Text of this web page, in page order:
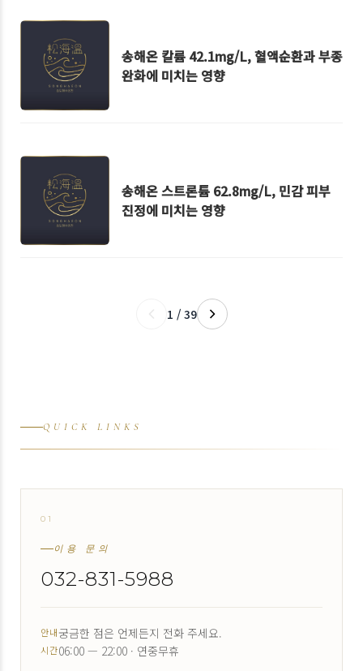
송해온 칼륨 42.1mg/L, 혈액순환과 부종
완화에 미치는 영향
송해온 스트론튬 62.8mg/L, 민감 피부
진정에 미치는 영향
1 / 39
QUICK LINKS
01
이용 문의
032-831-5988
안내궁금한 점은 언제든지 전화 주세요.
시간06:00 — 22:00 · 연중무휴